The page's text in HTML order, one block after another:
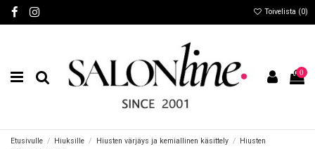
Toivelista (0)
0
Etusivulle Hiuksille Hiusten värjäys ja kemiallinen käsittely
Hiusten